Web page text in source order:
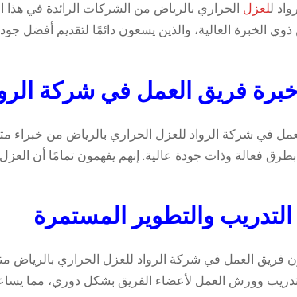
للعزل الحراري بالرياض من الشركات الرائدة في هذا
الخبرة العالية، والذين يسعون دائمًا لتقديم أفضل
فريق العمل في شركة
في شركة الرواد للعزل الحراري بالرياض من خبراء
فعالة وذات جودة عالية. إنهم يفهمون تمامًا أن
والتطوير المستمرة
فريق العمل في شركة الرواد للعزل الحراري بالرياض
وورش العمل لأعضاء الفريق بشكل دوري، مما